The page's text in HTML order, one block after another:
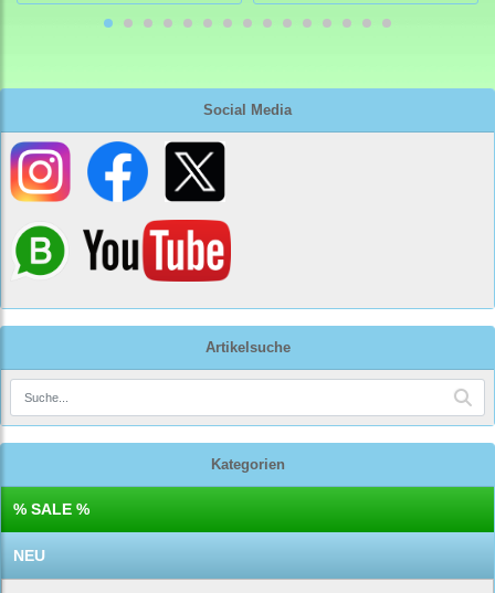
Social Media
Artikelsuche
Kategorien
% SALE %
NEU